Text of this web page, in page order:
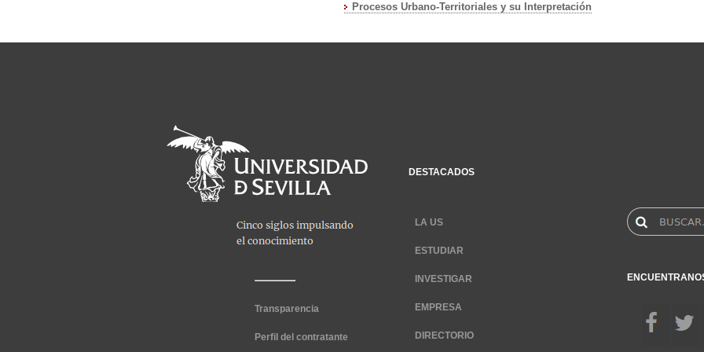
Procesos Urbano-Territoriales y su Interpretación
Transparencia
Perfil del contratante
DESTACADOS
LA US
ESTUDIAR
INVESTIGAR
EMPRESA
DIRECTORIO